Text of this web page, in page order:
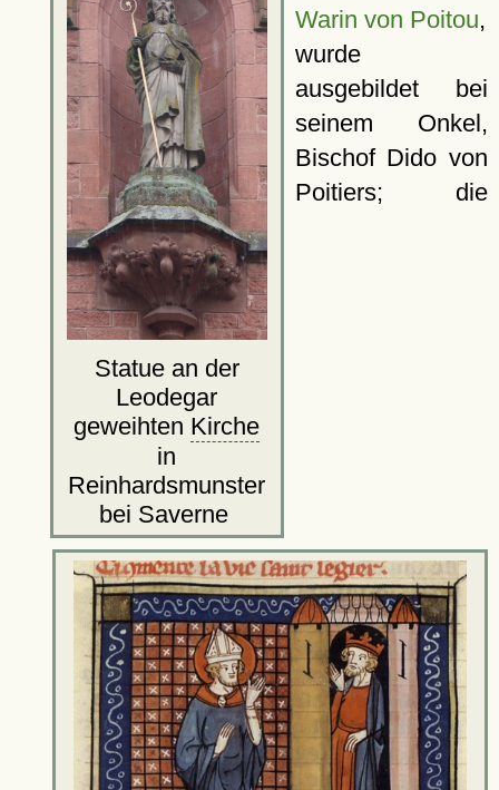
Statue an der
Leodegar
geweihten Kirche
in
Reinhardsmunster
bei Saverne
Warin von Poitou,
wurde
ausgebildet bei
seinem Onkel,
Bischof Dido von
Poitiers; die